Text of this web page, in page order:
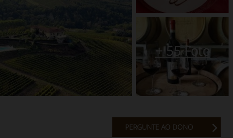
+55Foto
PERGUNTE AO DONO